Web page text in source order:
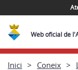
Web oficial de
Inici Coneix